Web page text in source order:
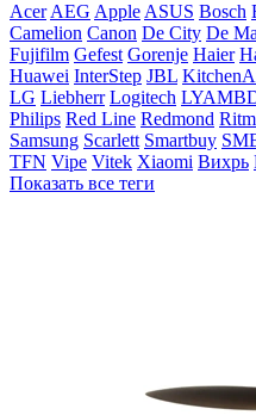
Acer AEG Apple ASUS Bosch
Camelion Canon De City De
Fujifilm Gefest Gorenje Haier
Huawei InterStep JBL
LG Liebherr Logitech
Philips Red Line Redmond
Samsung Scarlett Smartbuy
TFN Vipe Vitek Xiaomi Вихрь
Показать все теги